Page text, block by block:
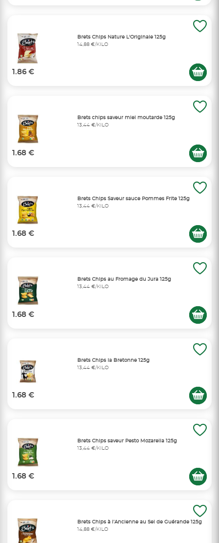
Brets Chips Nature L'Originale 125g
14,88 €/KILO
1.86 €
Brets chips saveur miel moutarde 125g
13,44 €/KILO
1.68 €
Brets Chips Saveur sauce Pommes Frite 125g
13,44 €/KILO
1.68 €
Brets Chips au Fromage du Jura 125g
13,44 €/KILO
1.68 €
Brets Chips la Bretonne 125g
13,44 €/KILO
1.68 €
Brets Chips saveur Pesto Mozarella 125g
13,44 €/KILO
1.68 €
Brets Chips à l’Ancienne au Sel de Guérande 125g
14,88 €/KILO